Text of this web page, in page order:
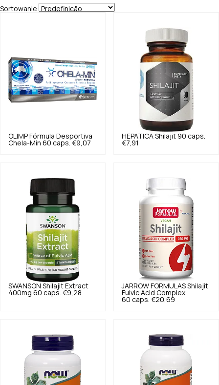
Sortowanie
OLIMP Fórmula Desportiva
Chela-Min 60 caps. €9,07
HEPATICA Shilajit 90 caps.
€7,91
SWANSON Shilajit Extract
400mg 60 caps. €9,28
JARROW FORMULAS Shilajit
Fulvic Acid Complex
60 caps. €20,69